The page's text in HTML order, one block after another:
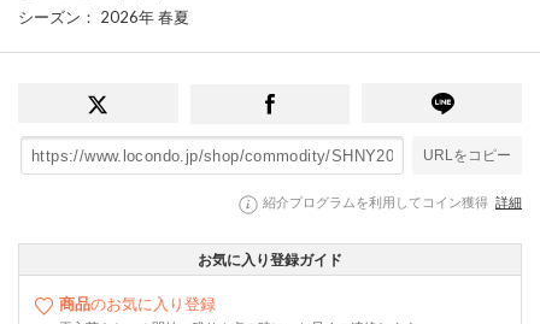
シーズン ： 2026年 春夏
URLをコピー
紹介プログラムを利用してコイン獲得 詳細
お気に入り登録ガイド
商品のお気に入り登録